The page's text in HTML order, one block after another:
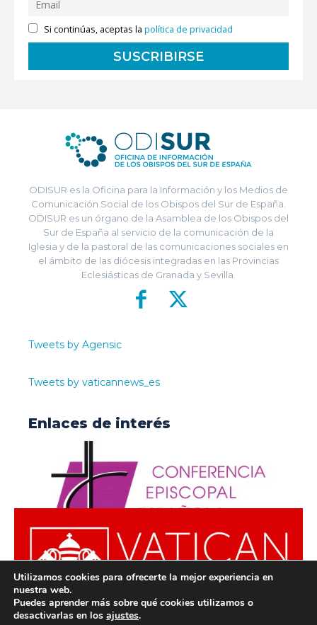
Si continúas, aceptas lapolítica de privacidad
ODISUR es la Oficina para la Información y los Medios de
Comunicación Social de los Obispos del Sur de España.
ODISUR es un órgano de la Asamblea de los Obispos del
Sur de España al servicio de la comunicación de la
Iglesia y de la pastoral de las comunicaciones sociales en
el ámbito de las diócesis integradas en las Provincias
Eclesiásticas de Granada y Sevilla.
Tweets by Agensic
Tweets by vaticannews_es
Enlaces de interés
Utilizamos cookies para ofrecerte la mejor experiencia en
nuestra web.
Puedes aprender más sobre qué cookies utilizamos o
desactivarlas en los ajustes.